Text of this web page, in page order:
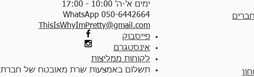
ימים א'-ה' 10:00 - 17:00
WhatsApp 050-6442664
ThisIsWhyImPretty@gmail.com
פייסבוק
אינסטגרם
לקוחות ממליצות
תשלום באמצעות שרת מאובטח של חברת